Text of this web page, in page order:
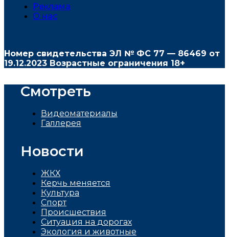
Реклама
О нас
Номер свидетельства ЭЛ № ФС 77 — 86469 от
19.12.2023 Возрастные ограничения 18+
Смотреть
Видеоматериалы
Галлерея
Новости
ЖКХ
Керчь меняется
Культура
Спорт
Проиcшествия
Ситуация на дорогах
Экология и животные